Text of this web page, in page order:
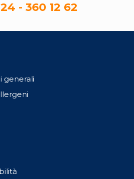
- 360 12 62
generali